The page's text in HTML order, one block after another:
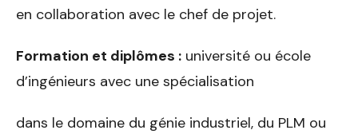
en collaboration avec le chef de projet.
Formation et diplômes : université ou école
d’ingénieurs avec une spécialisation
dans le domaine du génie industriel, du PLM ou